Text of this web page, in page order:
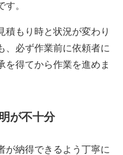
す。
積もり時と状況が変わり
、必ず作業前に依頼者に
を得てから作業を進めま
が不十分
が納得できるよう丁寧に